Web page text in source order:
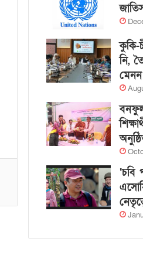
কুকি-
নি,
মেনন
বনফুল
‘চবি